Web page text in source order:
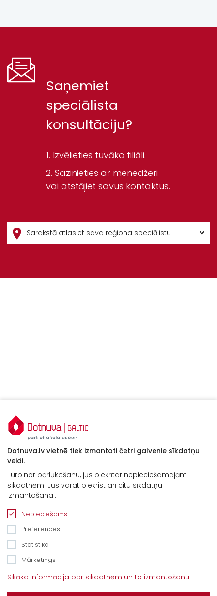
Saņemiet
speciālista
konsultāciju?
Izvēlieties tuvāko filiāli.
Sazinieties ar menedžeri
vai atstājiet savus kontaktus.
Kontakti
“Baltijas Ceļš”, Brankas, Cenu pagasts,
Jelgavas novads, LV-3043
Tel. +371 67913161
E-pasts:
info@dotnuvabaltic.lv
Dotnuva.lv vietnē tiek izmantoti četri galvenie sīkdatņu
veidi.
Turpinot pārlūkošanu, jūs piekrītat nepieciešamajām
sīkdatnēm. Jūs varat piekrist arī citu sīkdatņu
izmantošanai.
Nepieciešams
Preferences
Statistika
Mārketings
Sīkāka informācija par sīkdatnēm un to izmantošanu